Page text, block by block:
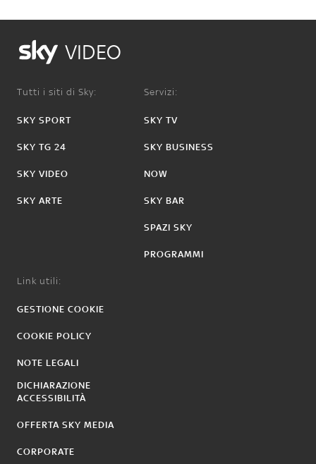
VIDEO
Tutti i siti di Sky:
SKY SPORT
SKY TG 24
SKY VIDEO
SKY ARTE
Servizi:
SKY TV
SKY BUSINESS
NOW
SKY BAR
SPAZI SKY
PROGRAMMI
Link utili:
GESTIONE COOKIE
COOKIE POLICY
NOTE LEGALI
DICHIARAZIONE
ACCESSIBILITÀ
OFFERTA SKY MEDIA
CORPORATE